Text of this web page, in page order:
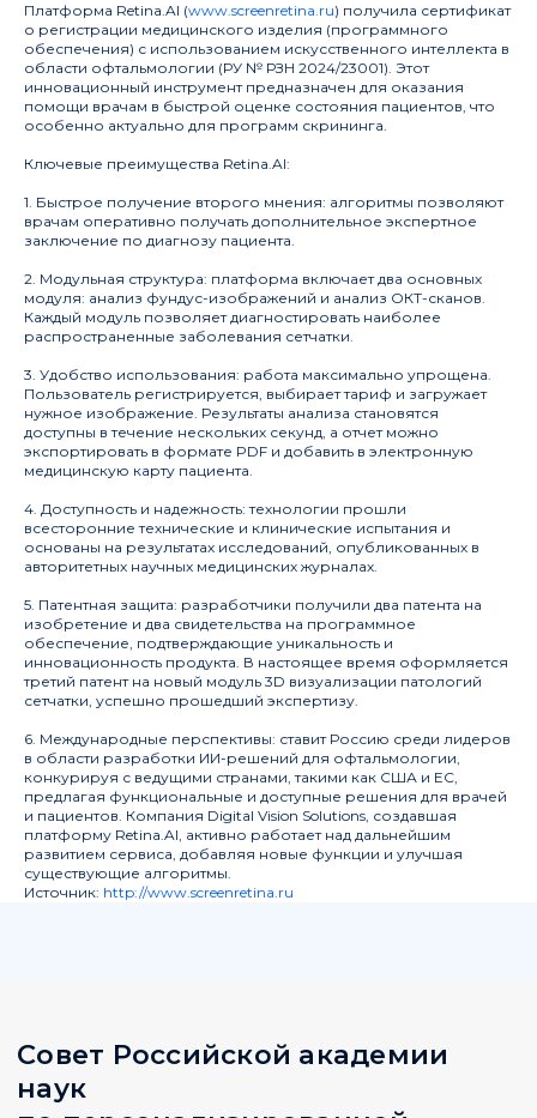
Платформа Retina.AI (www.screenretina.ru) получила сертификат
о регистрации медицинского изделия (программного
обеспечения) с использованием искусственного интеллекта в
области офтальмологии (РУ № РЗН 2024/23001). Этот
инновационный инструмент предназначен для оказания
помощи врачам в быстрой оценке состояния пациентов, что
особенно актуально для программ скрининга.
Ключевые преимущества Retina.AI:
1. Быстрое получение второго мнения: алгоритмы позволяют
врачам оперативно получать дополнительное экспертное
заключение по диагнозу пациента.
2. Модульная структура: платформа включает два основных
модуля: анализ фундус-изображений и анализ ОКТ-сканов.
Каждый модуль позволяет диагностировать наиболее
распространенные заболевания сетчатки.
3. Удобство использования: работа максимально упрощена.
Пользователь регистрируется, выбирает тариф и загружает
нужное изображение. Результаты анализа становятся
доступны в течение нескольких секунд, а отчет можно
экспортировать в формате PDF и добавить в электронную
медицинскую карту пациента.
4. Доступность и надежность: технологии прошли
всесторонние технические и клинические испытания и
основаны на результатах исследований, опубликованных в
авторитетных научных медицинских журналах.
5. Патентная защита: разработчики получили два патента на
изобретение и два свидетельства на программное
обеспечение, подтверждающие уникальность и
инновационность продукта. В настоящее время оформляется
третий патент на новый модуль 3D визуализации патологий
сетчатки, успешно прошедший экспертизу.
6. Международные перспективы: ставит Россию среди лидеров
в области разработки ИИ-решений для офтальмологии,
конкурируя с ведущими странами, такими как США и ЕС,
предлагая функциональные и доступные решения для врачей
и пациентов. Компания Digital Vision Solutions, создавшая
платформу Retina.AI, активно работает над дальнейшим
развитием сервиса, добавляя новые функции и улучшая
существующие алгоритмы.
Источник: http://www.screenretina.ru
pmcouncil@almazovcentre.ru
+7 (812) 702-37-33
197341, Санкт-Петербург, ул. Аккуратова, д. 2
Публикации
Новости
Журнал
Мероприятия
Архив мероприятий
Объявления
Руководство
Информация
Документы
Структура
Деятельность
наук
по персонализированной
медицине